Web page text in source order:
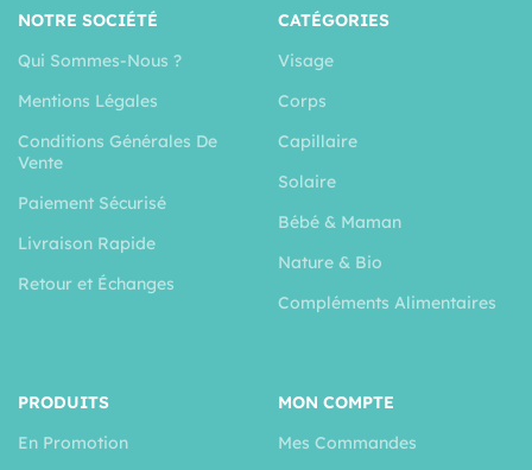
NOTRE SOCIÉTÉ
Qui Sommes-Nous ?
Mentions Légales
Conditions Générales De
Vente
Paiement Sécurisé
Livraison Rapide
Retour et Échanges
CATÉGORIES
Visage
Corps
Capillaire
Solaire
Bébé & Maman
Nature & Bio
Compléments Alimentaires
PRODUITS
En Promotion
MON COMPTE
Mes Commandes